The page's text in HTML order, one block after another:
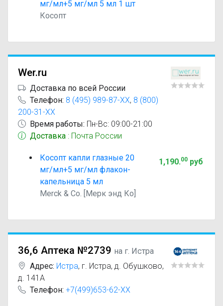
мг/мл+5 мг/мл 5 мл 1 шт
Косопт
Wer.ru
Доставка по всей России
Телефон: 8 (495) 989-87-XX, 8 (800)
200-31-XX
Время работы: Пн-Вс: 09:00-21:00
Доставка : Почта России
Косопт капли глазные 20
мг/мл+5 мг/мл флакон-
капельница 5 мл
Merck & Co. [Мерк энд Ко]
1,190.00руб
36,6 Аптека №2739 на г. Истра
Адрес: Истра, г. Истра, д. Обушково,
д. 141А
Телефон: +7(499)653-62-XX